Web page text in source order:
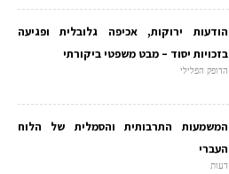
הודעות ירוקות, אכיפה גלובלית ופגיעה
בזכויות יסוד – מבט משפטי ביקורתי
הדופק הפלילי
המשמעות התרבותית והסמלית של הלוח
העברי
דעות